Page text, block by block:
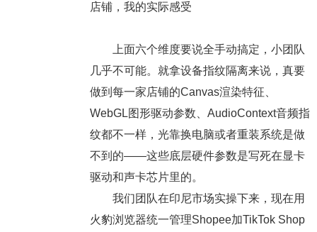
店铺，我的实际感受
上面六个维度要说全手动搞定，小团队
几乎不可能。就拿设备指纹隔离来说，真要
做到每一家店铺的Canvas渲染特征、
WebGL图形驱动参数、AudioContext音频指
纹都不一样，光靠换电脑或者重装系统是做
不到的——这些底层硬件参数是写死在显卡
驱动和声卡芯片里的。
我们团队在印尼市场实操下来，现在用
火豹浏览器统一管理Shopee加TikTok Shop